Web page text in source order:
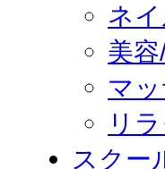
ネ
美
マ
リ
スクー